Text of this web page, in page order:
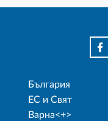
България
ЕС и Свят
Варна<+>